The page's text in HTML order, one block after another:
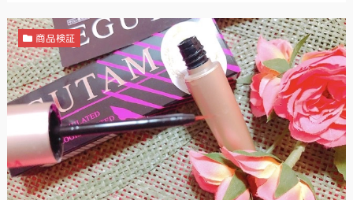
商品検証